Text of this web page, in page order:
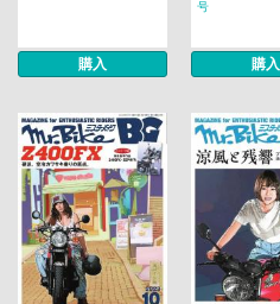
購入
号
購入